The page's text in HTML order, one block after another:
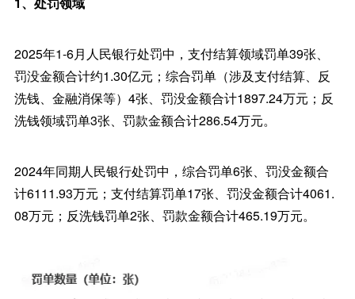
2025年1-6月人民银行处罚中，支付结算领域罚单39张、
罚没金额合计约1.30亿元；综合罚单（涉及支付结算、反
洗钱、金融消保等）4张、罚没金额合计1897.24万元；反
洗钱领域罚单3张、罚款金额合计286.54万元。
2024年同期人民银行处罚中，综合罚单6张、罚没金额合
计6111.93万元；支付结算罚单17张、罚没金额合计4061.
08万元；反洗钱罚单2张、罚款金额合计465.19万元。